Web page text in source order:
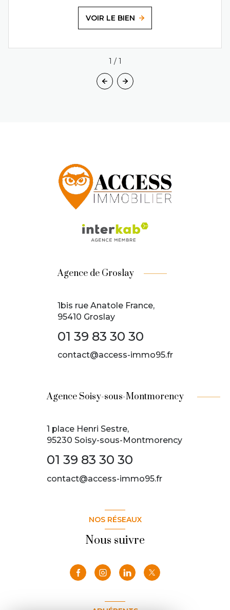
VOIR LE BIEN
1 / 1
Agence de Groslay
1bis rue Anatole France,
95410 Groslay
01 39 83 30 30
contact@access-immo95.fr
Agence Soisy-sous-Montmorency
1 place Henri Sestre,
95230 Soisy-sous-Montmorency
01 39 83 30 30
contact@access-immo95.fr
NOS RÉSEAUX
Nous suivre